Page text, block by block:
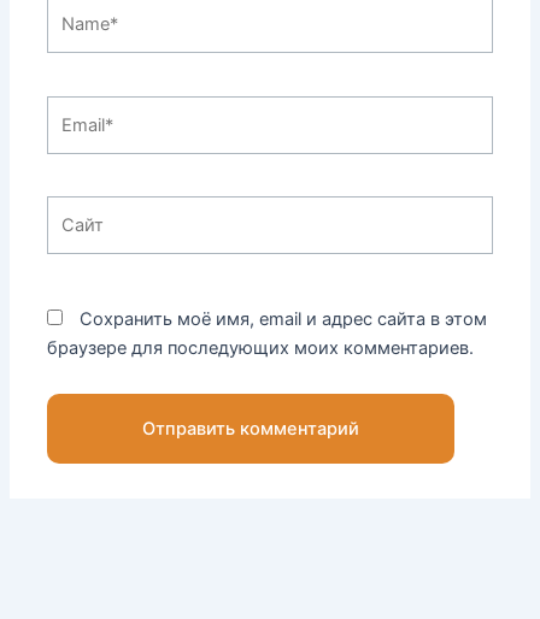
Сохранить моё имя, email и адрес сайта в этом
браузере для последующих моих комментариев.